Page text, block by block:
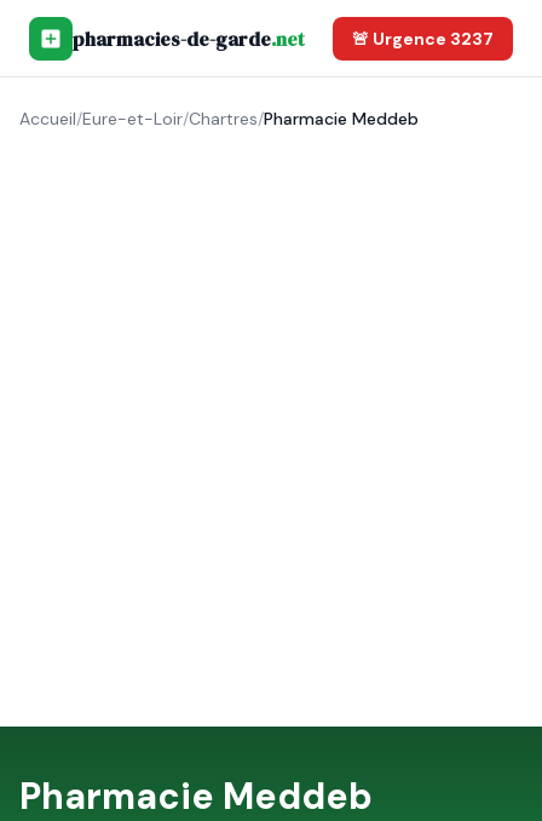
pharmacies-de-garde.net 🚨 Urgence 3237
Accueil/Eure-et-Loir/Chartres/Pharmacie Meddeb
Pharmacie Meddeb